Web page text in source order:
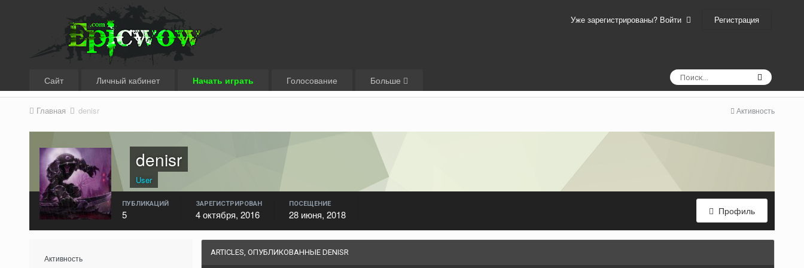
Уже зарегистрированы? Войти Регистрация
Сайт Личный кабинет Начать играть Голосование Больше
Активность
Главная denisr
denisr
User
Профиль
ПУБЛИКАЦИЙ
5
ЗАРЕГИСТРИРОВАН
4 октября, 2016
ПОСЕЩЕНИЕ
28 июня, 2018
Активность
ARTICLES, ОПУБЛИКОВАННЫЕ DENISR